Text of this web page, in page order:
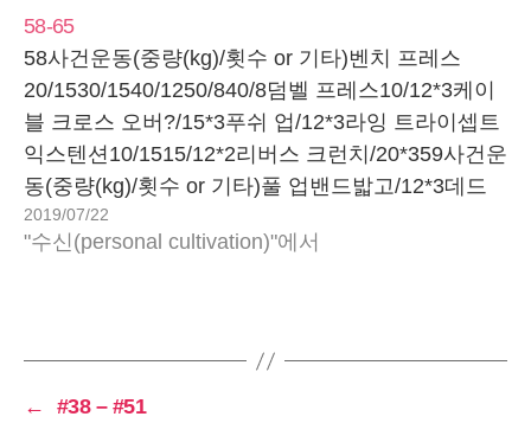
프레스20/2030/1540/1245/530/10덤벨 프레스
10/1512/12?*2케이블 크로스…
데 바로 기록하지 못해서 기억이 잘 나지 않음.운동
할 때도 아주 느긋느긋하게 함. 정신 차려야
지….103사건운동(중량(kg)/횟수 or 기타)벤치 프레
스20/2030/1540/1050/530/12?인클라인 덤벨 프레
스12/1512/812/10?케이블 크로스 오버
27/1534/1542/15푸쉬 업11칸?/1511칸?/1211
칸?/12?라잉 트라이셉트 익스텐션15/12?*3시티드
니 업배움크런치날개뼈만 바닥에 닿으면…
58-65
58사건운동(중량(kg)/횟수 or 기타)벤치 프레스
20/1530/1540/1250/840/8덤벨 프레스10/12*3케이
블 크로스 오버?/15*3푸쉬 업/12*3라잉 트라이셉트
익스텐션10/1515/12*2리버스 크런치/20*359사건운
동(중량(kg)/횟수 or 기타)풀 업밴드밟고/12*3데드
리프트20/1540/1560/1550/15바벨 로우30/12*3원
암 덤벨 로우8/15*3스트레이트 암 풀 다운
레터럴 레이즈1/153/153/15프론트 레이즈3/15*3벤
트 오버 레타럴 레이즈3/15*3라잉 트라이셉트 익스
텐션10/1515/15*2푸쉬 다운?/15?+?/15*2리버스 크
2019/07/22
"수신(personal cultivation)"에서
←
#38 – #51